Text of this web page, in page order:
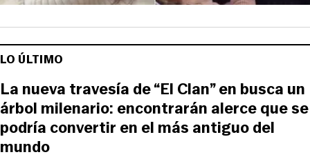
LO ÚLTIMO
La nueva travesía de “El Clan” en busca un
árbol milenario: encontrarán alerce que se
podría convertir en el más antiguo del
mundo